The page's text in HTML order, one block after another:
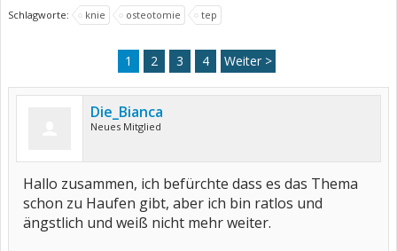
Schlagworte: knie osteotomie tep
1 2 3 4 Weiter >
Die_Bianca
Neues Mitglied
Hallo zusammen, ich befürchte dass es das Thema
schon zu Haufen gibt, aber ich bin ratlos und
ängstlich und weiß nicht mehr weiter.